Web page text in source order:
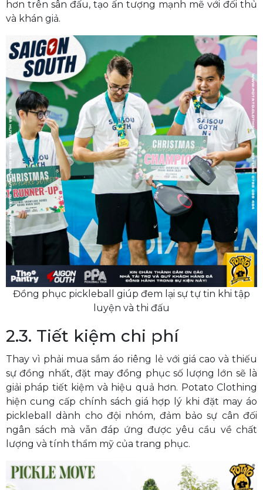
hơn trên sân đấu, tạo ấn tượng mạnh mẽ với đối thủ
và khán giả.
Đồng phục pickleball giúp đem lại sự tự tin khi tập
luyện và thi đấu
2.3. Tiết kiệm chi phí
Thay vì phải mua sắm áo riêng lẻ với giá cao và thiếu
sự đồng nhất, đặt may đồng phục số lượng lớn sẽ là
giải pháp tiết kiệm và hiệu quả hơn. Potato Clothing
hiện cung cấp chính sách giá hợp lý khi đặt may áo
pickleball dành cho đội nhóm, đảm bảo sự cân đối
ngân sách mà vẫn đáp ứng được yêu cầu về chất
lượng và tính thẩm mỹ của trang phục.